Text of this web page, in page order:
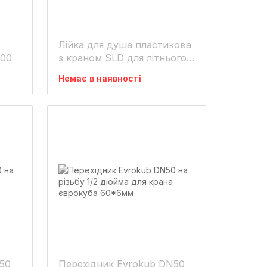
Лійка для душа пластикова
з краном SLD для літнього
Немає в наявності
Перехідник Evrokub DN50